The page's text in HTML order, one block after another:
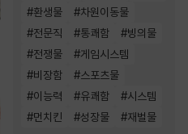
#환생물 #차원이동물
#전문직 #통쾌함 #빙의물
#전쟁물 #게임시스템
#비장함 #스포츠물
#이능력 #유쾌함 #시스템
#먼치킨 #성장물 #재벌물